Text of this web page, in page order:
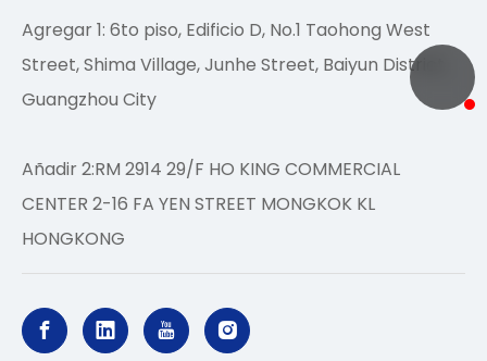
Agregar 1: 6to piso, Edificio D, No.1 Taohong West
Street, Shima Village, Junhe Street, Baiyun District,
Guangzhou City
Añadir 2:RM 2914 29/F HO KING COMMERCIAL
CENTER 2-16 FA YEN STREET MONGKOK KL
HONGKONG